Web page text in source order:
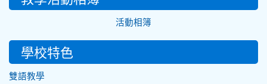
活動相簿
學校特色
雙語教學